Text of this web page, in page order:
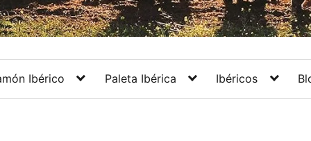
Ibérico Paleta Ibérica Ibéricos